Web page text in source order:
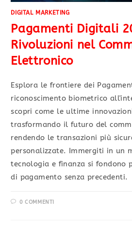
DIGITAL MARKETING
Pagamenti Digitali
Rivoluzioni nel
Elettronico
Esplora le frontiere dei
riconoscimento biometrico
scopri come le ultime
trasformando il futuro del
rendendo le transazioni più
personalizzate. Immergiti in un
tecnologia e finanza si fondono
di pagamento senza precedenti.
0 COMMENTI